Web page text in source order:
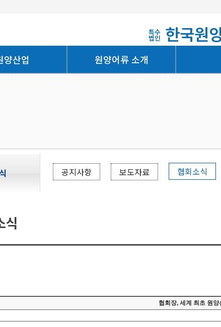
특수
법인 한국원
양산업 원양어류 소개
공지사항 보도자료 협회소식
식
협회장, 세계 최초 원